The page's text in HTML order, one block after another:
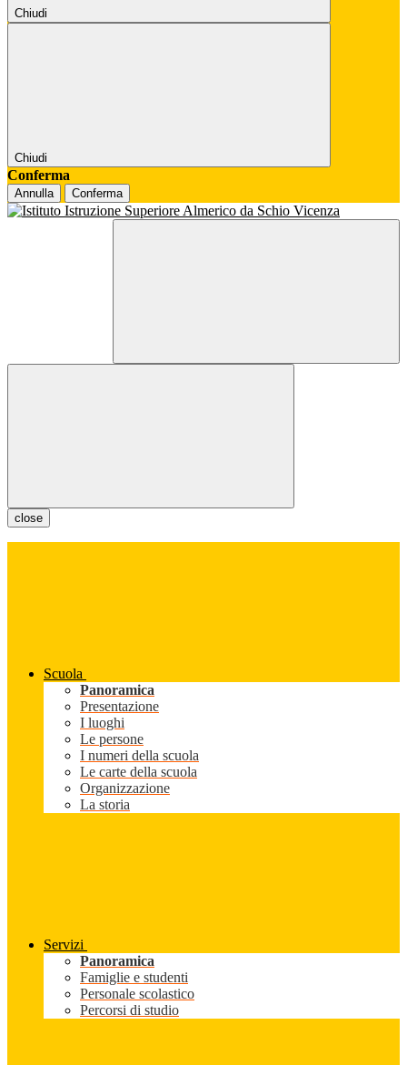
Chiudi
Chiudi
Conferma
Annulla Conferma
close
Scuola
Panoramica
Presentazione
I luoghi
Le persone
I numeri della scuola
Le carte della scuola
Organizzazione
La storia
Servizi
Panoramica
Famiglie e studenti
Personale scolastico
Percorsi di studio